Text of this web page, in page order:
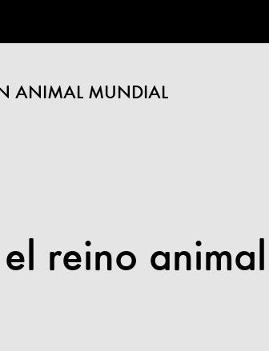
ANIMAL MUNDIAL
reino animal